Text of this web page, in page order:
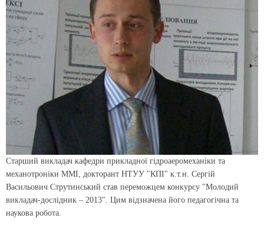
Старший викладач кафедри прикладної гідроаеромеханіки та
механотроніки ММІ, докторант НТУУ "КПІ" к.т.н. Сергій
Васильович Струтинський став переможцем конкурсу "Молодий
викладач-дослідник – 2013". Цим відзначена його педагогічна та
наукова робота.